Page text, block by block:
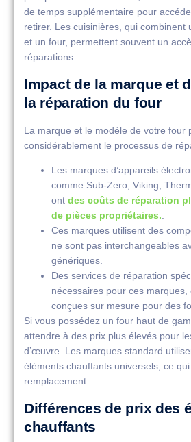
de temps supplémentaire pour
retirer. Les cuisinières, qui combinent
et un four, permettent souvent un
réparations.
Impact de la marque et
la réparation du four
La marque et le modèle de votre four
considérablement le processus de
Les marques d’appareils
comme Sub-Zero, Viking,
ont des coûts de réparation
de pièces propriétaires.
Ces marques utilisent des
ne sont pas interchangeables
génériques.
Des services de réparation
nécessaires pour ces
conçues sur mesure pour des
Si vous possédez un four haut de
attendre à des prix plus élevés pour
d’œuvre. Les marques standard
éléments chauffants universels, ce
remplacement.
Différences de prix des
chauffants